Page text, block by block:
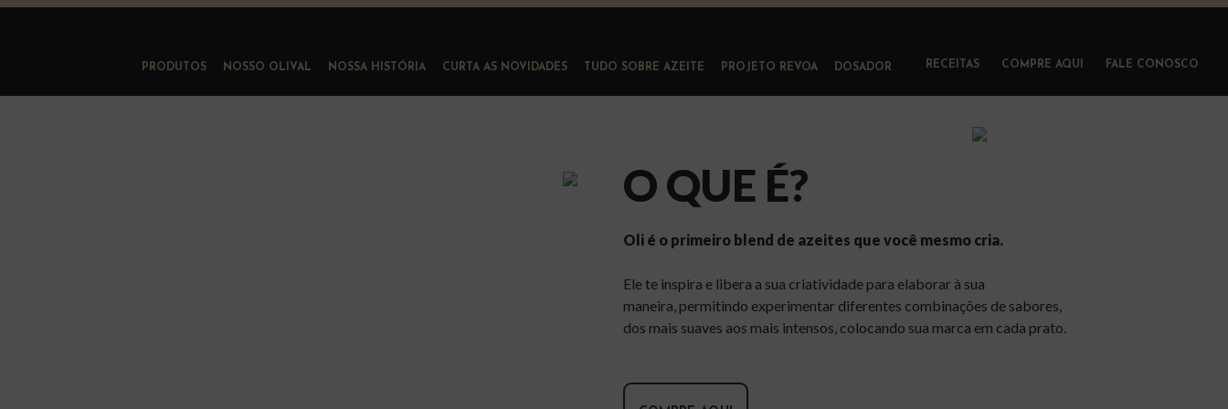
AndorinhaPRODUTOS NOSSO OLIVAL NOSSA HISTÓRIA CURTA AS NOVIDADES TUDO SOBRE AZEITE PROJETO REVOA DOSADOR RECEITAS COMPRE AQUI FALE CONOSCO
O QUE É?
Oli é o primeiro blend de azeites que você mesmo cria.
Ele te inspira e libera a sua criatividade para elaborar à sua
maneira, permitindo experimentar diferentes combinações de sabores,
dos mais suaves aos mais intensos, colocando sua marca em cada prato.